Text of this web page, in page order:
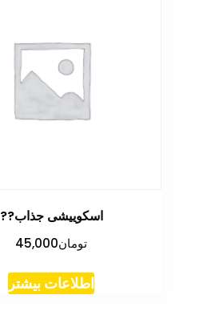
اسکوییشی جذاب??
تومان45,000
اطلاعات بیشتر